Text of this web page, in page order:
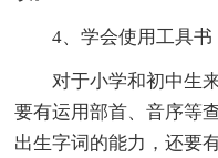
4、学会使用工具书
对于小学和初中生来
要有运用部首、音序等
出生字词的能力，还要